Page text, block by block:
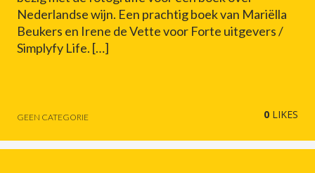
Nederlandse wijn. Een prachtig boek van Mariëlla
Beukers en Irene de Vette voor Forte uitgevers /
Simplyfy Life. […]
GEEN CATEGORIE 0 LIKES